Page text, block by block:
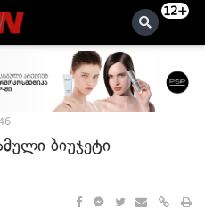
12+
ბიუჯეტი